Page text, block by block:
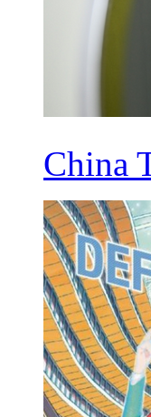
China